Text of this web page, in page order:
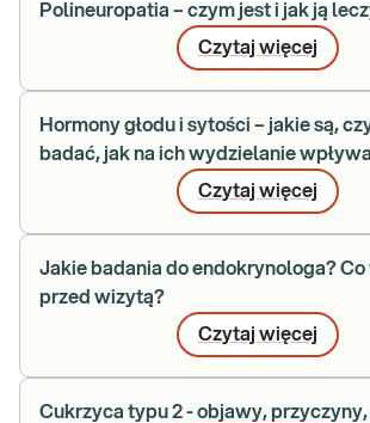
Polineuropatia – czym jest i jak ją
Czytaj więcej
Hormony głodu i sytości – jakie są,
badać, jak na ich wydzielanie
Czytaj więcej
Jakie badania do endokrynologa?
przed wizytą?
Czytaj więcej
Cukrzyca typu 2 - objawy,